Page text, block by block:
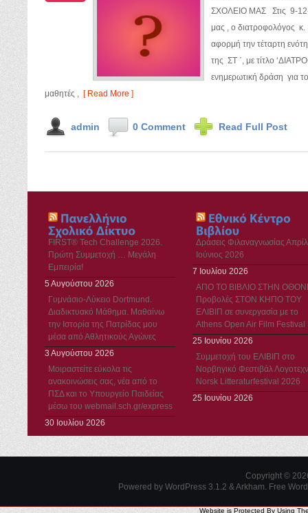
ΣΧΟΛΕΙΟ ΜΑΣ Στις 9-12-
μας , ο διατροφολόγος
αφορμή την τέταρτη
της ΣΤ ΄, με τίτλο
ενημερωτική δράση για
μαθητές , [ Read More ]
admin 0 Comment Read Full Post
FIRST® Tech Challenge 2026.
Πρώτη Συμμετοχή … Μεγάλη
Εμπειρία!
5 Αυγούστου 2026
Γυμνάσιο-Λύκειο Dortmund.
Διαδικτυακό Μάθημα. Μαθαίνω
την Ιστορία της Πατρίδας μου
μέσα από Αθλητικούς Αγώνες
3 Αυγούστου 2026
Μοιραστείτε εύκολα τις
ανακοινώσεις σας, νέα από το
ΠΣΔ και το Υπουργείο Παιδείας
μέσω του webmail.sch.gr/express
30 Ιουλίου 2026
Δράσεις Φιλαναγνωσίας
Ιούνιος 2026
7 Ιουλίου 2026
ΑΠΟ ΤΟ ΒΙΒΛΙΟ ΣΤΗΝ
Προβολές ΣΤΟΝ ΚΗΠΟ ΤΟΥ
ΕΛΙΒΙΠ σε συνεργασία με το
Athens Open Air Film Festival
25 Ιουνίου 2026
Συμμετοχή του ΕΛΙΒΙΠ στο
Νορβηγικό Φεστιβάλ
Norsk Litteraturfestival 2026
25 Ιουνίου 2026
Copyright ©
Powered by WordPress 3.1.2 & Arkham. Free
Website is Protected By Using